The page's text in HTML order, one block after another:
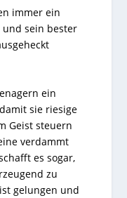
immer ein
und sein bester
ein
sie riesige
Geist steuern
verdammt
es sogar,
zu
gelungen und